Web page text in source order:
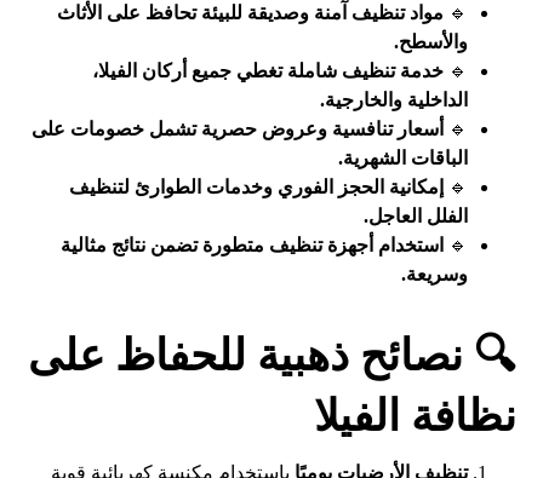
🔹 مواد تنظيف آمنة وصديقة للبيئة تحافظ على الأثاث
والأسطح.
🔹خدمة تنظيف شاملة تغطي جميع أركان الفيلا،
الداخلية والخارجية.
🔹
أسعار تنافسية وعروض حصرية تشمل خصومات على
الباقات الشهرية.
🔹
إمكانية الحجز الفوري وخدمات الطوارئ لتنظيف
الفلل العاجل.
🔹
استخدام أجهزة تنظيف متطورة تضمن نتائج مثالية
وسريعة.
🔍 نصائح ذهبية للحفاظ على
نظافة الفيلا
تنظيف الأرضيات يوميًا باستخدام مكنسة كهربائية قوية